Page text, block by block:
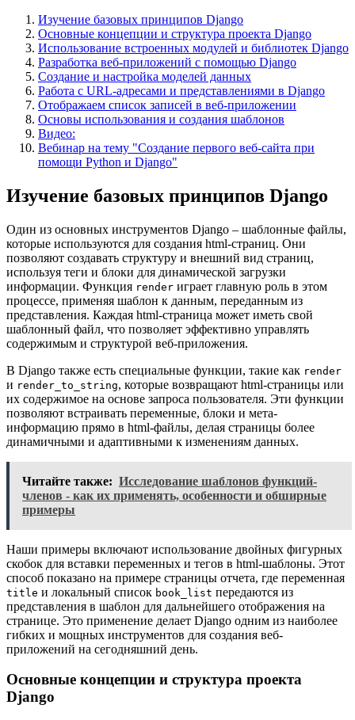
Изучение базовых принципов Django
Основные концепции и структура проекта Django
Использование встроенных модулей и библиотек Django
Разработка веб-приложений с помощью Django
Создание и настройка моделей данных
Работа с URL-адресами и представлениями в Django
Отображаем список записей в веб-приложении
Основы использования и создания шаблонов
Видео:
Вебинар на тему "Создание первого веб-сайта при
помощи Python и Django"
Изучение базовых принципов Django
Один из основных инструментов Django – шаблонные файлы,
которые используются для создания html-страниц. Они
позволяют создавать структуру и внешний вид страниц,
используя теги и блоки для динамической загрузки
информации. Функция render играет главную роль в этом
процессе, применяя шаблон к данным, переданным из
представления. Каждая html-страница может иметь свой
шаблонный файл, что позволяет эффективно управлять
содержимым и структурой веб-приложения.
В Django также есть специальные функции, такие как render
и render_to_string, которые возвращают html-страницы или
их содержимое на основе запроса пользователя. Эти функции
позволяют встраивать переменные, блоки и мета-
информацию прямо в html-файлы, делая страницы более
динамичными и адаптивными к изменениям данных.
Читайте также: Исследование шаблонов функций-
членов - как их применять, особенности и обширные
примеры
Наши примеры включают использование двойных фигурных
скобок для вставки переменных и тегов в html-шаблоны. Этот
способ показано на примере страницы отчета, где переменная
title и локальный список book_list передаются из
представления в шаблон для дальнейшего отображения на
странице. Это применение делает Django одним из наиболее
гибких и мощных инструментов для создания веб-
приложений на сегодняшний день.
Основные концепции и структура проекта
Django